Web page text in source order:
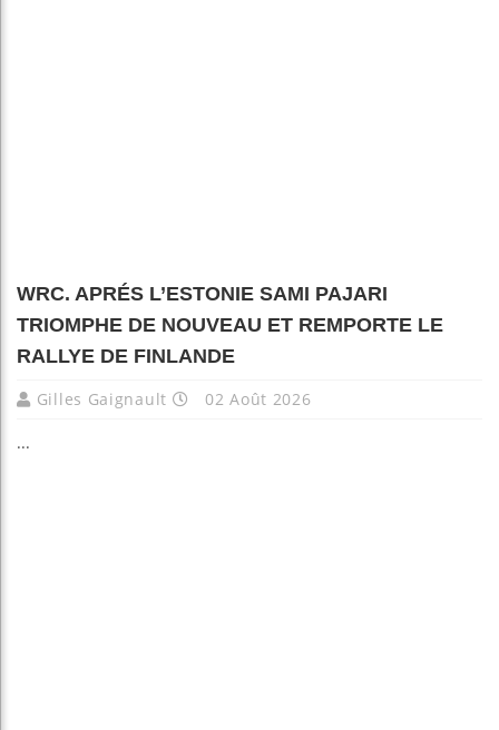
WRC. APRÉS L’ESTONIE SAMI PAJARI
TRIOMPHE DE NOUVEAU ET REMPORTE LE
RALLYE DE FINLANDE
Gilles Gaignault 02 Août 2026
...